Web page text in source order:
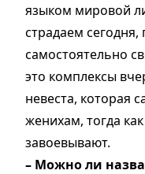
языком мировой
страдаем сегодня,
самостоятельно
это комплексы
невеста, которая
женихам, тогда
завоевывают.
– Можно ли